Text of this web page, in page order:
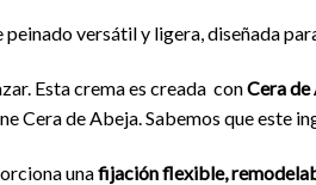
peinado versátil y ligera, diseñada
Esta crema es creada conCera
Cera de Abeja. Sabemos que este
unafijación flexible,